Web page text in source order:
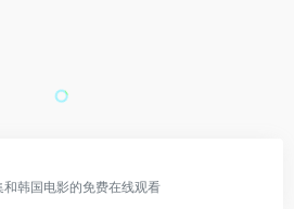
韩国电影的免费在线观看